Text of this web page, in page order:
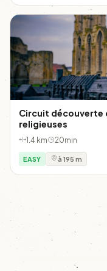
Circuit découverte
religieuses
1.4 km 20min
EASY à 195 m